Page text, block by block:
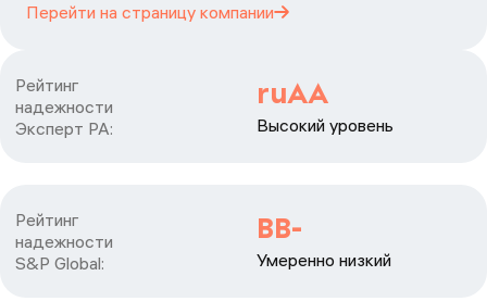
Перейти на страницу компании
Рейтинг
надежности
Эксперт РА:
ruAA
Высокий уровень
Рейтинг
надежности
S&P Global:
BB-
Умеренно низкий